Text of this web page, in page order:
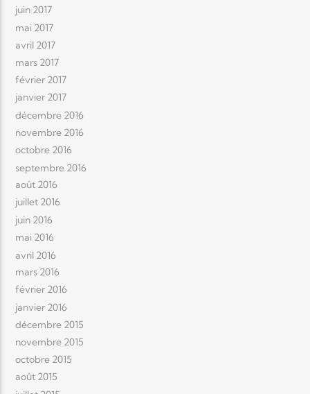
juin 2017
mai 2017
avril 2017
mars 2017
février 2017
janvier 2017
décembre 2016
novembre 2016
octobre 2016
septembre 2016
août 2016
juillet 2016
juin 2016
mai 2016
avril 2016
mars 2016
février 2016
janvier 2016
décembre 2015
novembre 2015
octobre 2015
août 2015